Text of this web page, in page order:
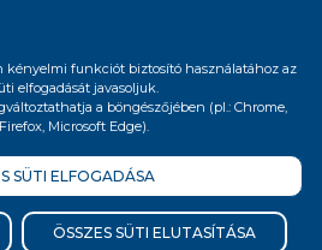
© 2026 FŐVÁROSI
VÍZMŰVEK
nyilvántartási szám:
B/2020/005400
kényelmi funkciót biztosító használatához az
elfogadását javasoljuk.
a böngészőjében (pl.: Chrome,
Microsoft Edge).
SÜTI ELFOGADÁSA
ÖSSZES SÜTI ELUTASÍTÁSA